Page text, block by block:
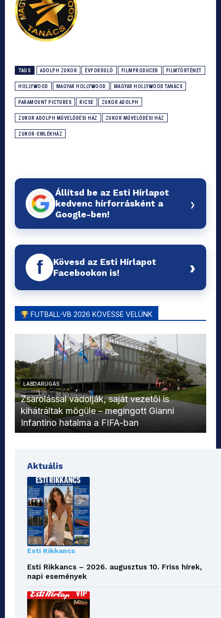
TAGS ADOLPH ZUKOR ÉVFORDULÓ FILMPRODUCER FILMTÖRTÉNET
HOLLYWOOD MAGYAR HOLLYWOOD MAGYAR HOLLYWOOD TANÁCS
PARAMOUNT PICTURES RICSE ZUKOR ADOLPH
ZUKOR ADOLPH MŰVELŐDÉSI HÁZ ZUKOR MŰVELŐDÉSI HÁZ
ZUKOR-EMLÉKHÁZ
Állítsd be az Esti Hírlapot
kedvenc hírforrásként a
Google-ben!
›
f
Kövesd az Esti Hírlapot
Facebookon is!
›
FUTBALL-VB 2026 KÖVESSE VELÜNK
LABDARÚGÁS
Zsarolással vádolják, saját vezetői is
kihátráltak mögüle – megingott Gianni
Infantino hatalma a FIFA-ban
Aktuális
Esti Rikkancs
Esti Rikkancs – 2026. augusztus 10. Friss hírek,
napi események